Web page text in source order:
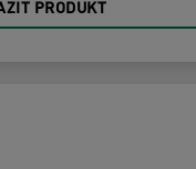
PRODUKT